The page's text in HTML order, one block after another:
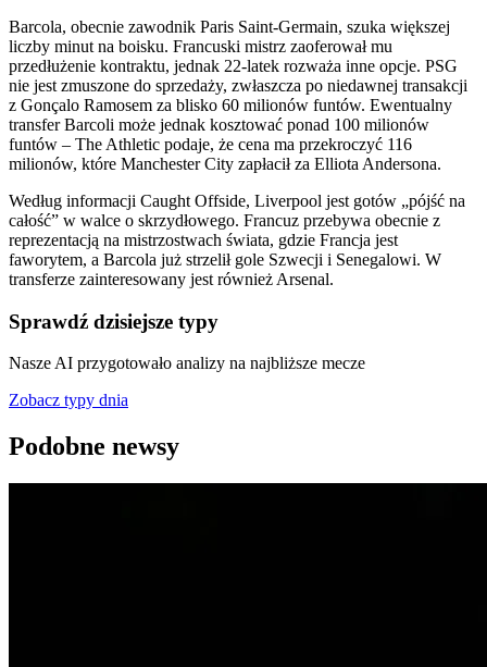
Barcola, obecnie zawodnik Paris Saint-Germain, szuka większej
liczby minut na boisku. Francuski mistrz zaoferował mu
przedłużenie kontraktu, jednak 22-latek rozważa inne opcje. PSG
nie jest zmuszone do sprzedaży, zwłaszcza po niedawnej transakcji
z Gonçalo Ramosem za blisko 60 milionów funtów. Ewentualny
transfer Barcoli może jednak kosztować ponad 100 milionów
funtów – The Athletic podaje, że cena ma przekroczyć 116
milionów, które Manchester City zapłacił za Elliota Andersona.
Według informacji Caught Offside, Liverpool jest gotów „pójść na
całość” w walce o skrzydłowego. Francuz przebywa obecnie z
reprezentacją na mistrzostwach świata, gdzie Francja jest
faworytem, a Barcola już strzelił gole Szwecji i Senegalowi. W
transferze zainteresowany jest również Arsenal.
Sprawdź dzisiejsze typy
Nasze AI przygotowało analizy na najbliższe mecze
Zobacz typy dnia
Podobne newsy